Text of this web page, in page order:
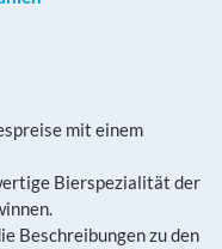
mit einem
Bierspezialität der
Beschreibungen zu den